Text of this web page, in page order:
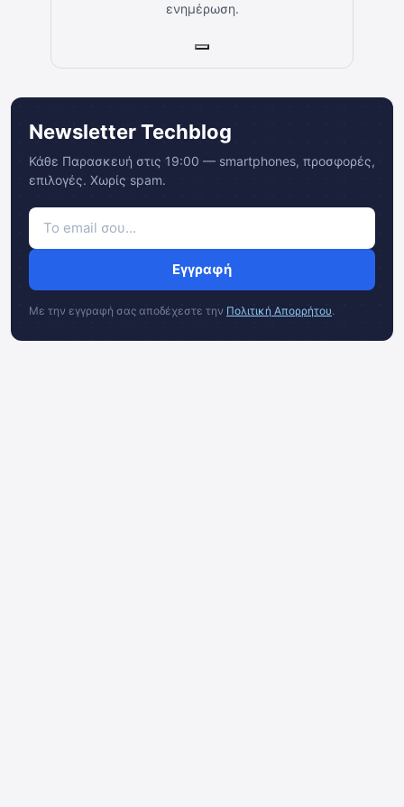
ενημέρωση.
Newsletter Techblog
Κάθε Παρασκευή στις 19:00 — smartphones, προσφορές,
επιλογές. Χωρίς spam.
Εγγραφή
Με την εγγραφή σας αποδέχεστε την Πολιτική Απορρήτου.